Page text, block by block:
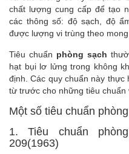
chất lượng cung cấp để tạo
các thông số: độ sạch, độ
được lượng vi trùng theo
Tiêu chuẩn phòng sạch
hạt bụi lơ lửng trong không
định. Các quy chuẩn này
từ trước cho những tiêu chuẩn
Một số tiêu chuẩn
1. Tiêu chuẩn
209(1963)